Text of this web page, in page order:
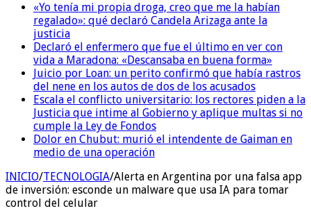
«Yo tenía mi propia droga, creo que me la habían
regalado»: qué declaró Candela Arizaga ante la
justicia
Declaró el enfermero que fue el último en ver con
vida a Maradona: «Descansaba en buena forma»
Juicio por Loan: un perito confirmó que había rastros
del nene en los autos de dos de los acusados
Escala el conflicto universitario: los rectores piden a la
Justicia que intime al Gobierno y aplique multas si no
cumple la Ley de Fondos
Dolor en Chubut: murió el intendente de Gaiman en
medio de una operación
INICIO/TECNOLOGIA/Alerta en Argentina por una falsa app
de inversión: esconde un malware que usa IA para tomar
control del celular